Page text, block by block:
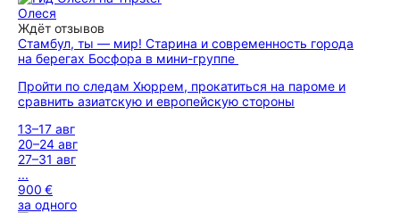
Олеся
Ждёт отзывов
Стамбул, ты — мир! Старина и современность города
на берегах Босфора в мини-группе
Пройти по следам Хюррем, прокатиться на пароме и
сравнить азиатскую и европейскую стороны
13–17 авг
20–24 авг
27–31 авг
...
900 €
за одного